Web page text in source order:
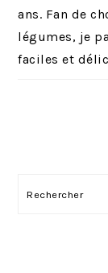
ans. Fan de
légumes, je
faciles et
Rechercher